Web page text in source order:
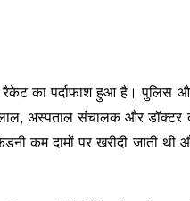
का पर्दाफाश हुआ है। पुलिस और
अस्पताल संचालक और डॉक्टर
कम दामों पर खरीदी जाती थी